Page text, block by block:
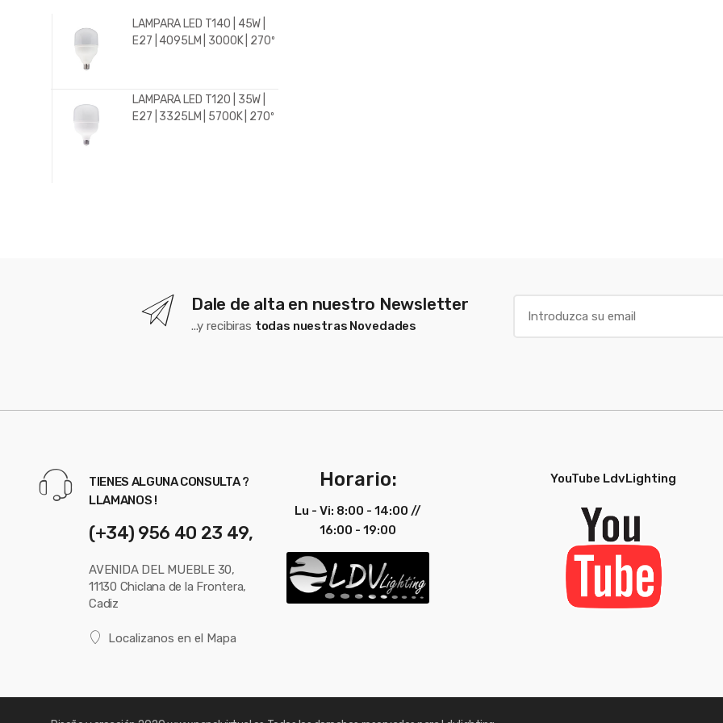
LAMPARA LED T140 | 45W |
E27 | 4095LM | 3000K | 270º
LAMPARA LED T120 | 35W |
E27 | 3325LM | 5700K | 270º
Dale de alta en nuestro Newsletter
...y recibiras todas nuestras Novedades
TIENES ALGUNA CONSULTA ?
LLAMANOS !
(+34) 956 40 23 49,
AVENIDA DEL MUEBLE 30,
11130 Chiclana de la Frontera,
Cadiz
Localizanos en el Mapa
Horario:
Lu - Vi: 8:00 - 14:00 //
16:00 - 19:00
YouTube LdvLighting